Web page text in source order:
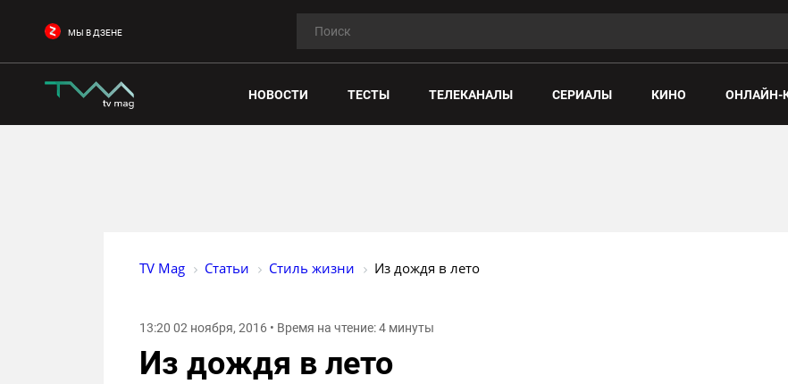
МЫ В ДЗЕНЕ
НОВОСТИ ТЕСТЫ ТЕЛЕКАНАЛЫ СЕРИАЛЫ КИНО ОНЛАЙН-
TV Mag Статьи Стиль жизни Из дождя в лето
13:20 02 ноября, 2016 • Время на чтение: 4 минуты
Из дождя в лето